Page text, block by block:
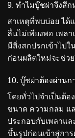
9. ทำไมบู๊ชผ่าจึงสึก
สาเหตุที่พบบ่อย ได้
ลื่นไม่เพียงพอ เพล
มีสิ่งสกปรกเข้าไปใ
ก่อนผลิตใหม่จะช่ว
10. บู๊ชผ่าต้องผ่าน
โดยทั่วไปจำเป็นต้อ
ขนาด ความกลม แ
ประกอบกับเพลาแล
ขึ้นรูปก่อนเข้าสู่กา